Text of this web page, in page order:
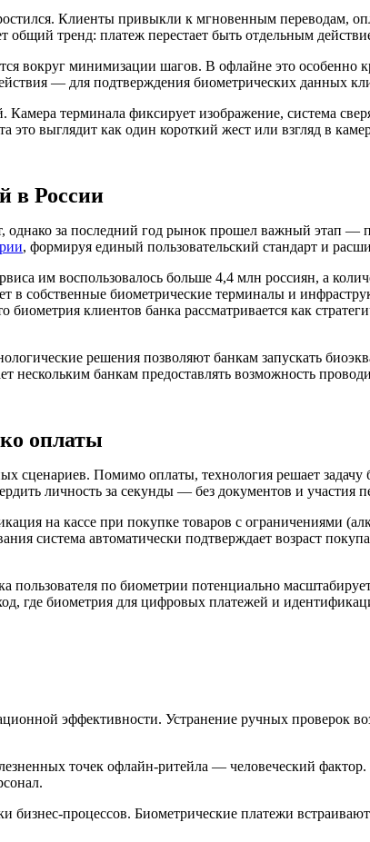
Клиенты привыкли к мгновенным переводам,
тренд: платеж перестает быть отдельным
вокруг минимизации шагов. В офлайне это особенно
— для подтверждения биометрических данных
Камера терминала фиксирует изображение, система
это выглядит как один короткий жест или взгляд в
в России
за последний год рынок прошел важный этап
, формируя единый пользовательский стандарт и
им воспользовалось больше 4,4 млн россиян, а
в собственные биометрические терминалы и
клиентов банка рассматривается как
решения позволяют банкам запускать
нескольким банкам предоставлять возможность
оплаты
сценариев. Помимо оплаты, технология решает
личность за секунды — без документов и участия
на кассе при покупке товаров с ограничениями
система автоматически подтверждает возраст
пользователя по биометрии потенциально
где биометрия для цифровых платежей и
эффективности. Устранение ручных проверок
точек офлайн-ритейла — человеческий
бизнес-процессов. Биометрическиe платежи